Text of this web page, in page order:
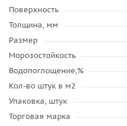
Поверхность
Толщина, мм
Размер
Морозостойкость
Водопоглощение,%
Кол-во штук в м2
Упаковка, штук
Торговая марка